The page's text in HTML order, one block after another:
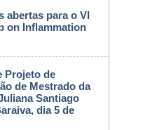
abertas para o VI
on Inflammation
Projeto de
de Mestrado da
Santiago
dia 5 de